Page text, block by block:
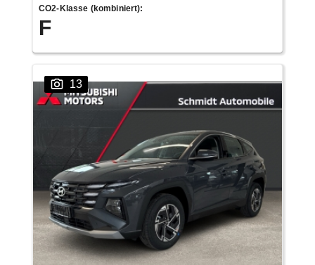
CO2-Klasse (kombiniert):
F
13